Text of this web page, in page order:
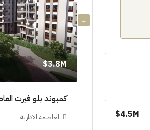
4.5M$
دي جويا ٣ العاصمة الادارية ادفع ١٠%
3.8M$
كمبوند بلو فيرت
العاصمة الادارية